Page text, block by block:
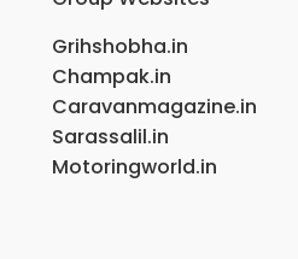
Grihshobha.in
Champak.in
Caravanmagazine.in
Sarassalil.in
Motoringworld.in